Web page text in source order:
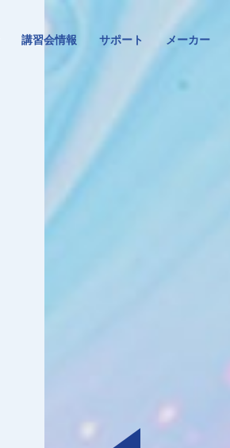
講習会情報 サポート メーカー